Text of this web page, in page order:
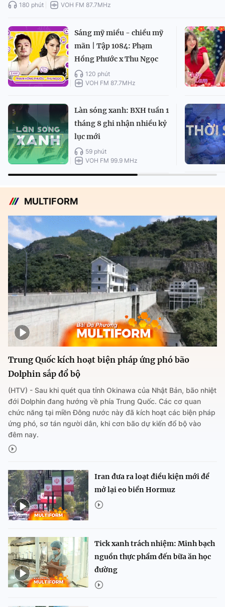
180 phút VOH FM 87.7MHz
Sáng mỹ miều - chiều mỹ
mãn | Tập 1084: Phạm
Hồng Phước x Thu Ngọc
120 phút
VOH FM 87.7MHz
Làn sóng xanh: BXH tuần 1
tháng 8 ghi nhận nhiều kỷ
lục mới
59 phút
VOH FM 99.9 MHz
MULTIFORM
Trung Quốc kích hoạt biện pháp ứng phó bão
Dolphin sắp đổ bộ
(HTV) - Sau khi quét qua tỉnh Okinawa của Nhật Bản, bão nhiệt
đới Dolphin đang hướng về phía Trung Quốc. Các cơ quan
chức năng tại miền Đông nước này đã kích hoạt các biện pháp
ứng phó, sơ tán người dân, khi cơn bão dự kiến đổ bộ vào
đêm nay.
Iran đưa ra loạt điều kiện mới để
mở lại eo biển Hormuz
Tick xanh trách nhiệm: Minh bạch
nguồn thực phẩm đến bữa ăn học
đường